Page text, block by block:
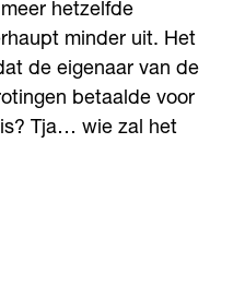
hetzelfde
minder uit. Het
de eigenaar van de
betaalde voor
Tja… wie zal het